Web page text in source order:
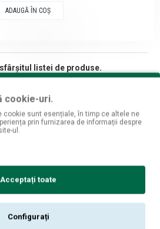
ADAUGĂ ÎN COŞ
listei de produse.
oferte si produse!
cookie-uri.
cookie sunt esențiale, în timp ce altele ne
prin furnizarea de informații despre
ul.
Acceptați toate
Configurați